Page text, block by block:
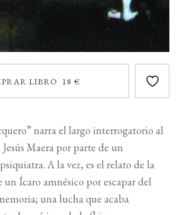
LIBRO 18 €
narra el largo interrogatorio al
Maera por parte de un
A la vez, es el relato de la
Ícaro amnésico por escapar del
una lucha que acaba